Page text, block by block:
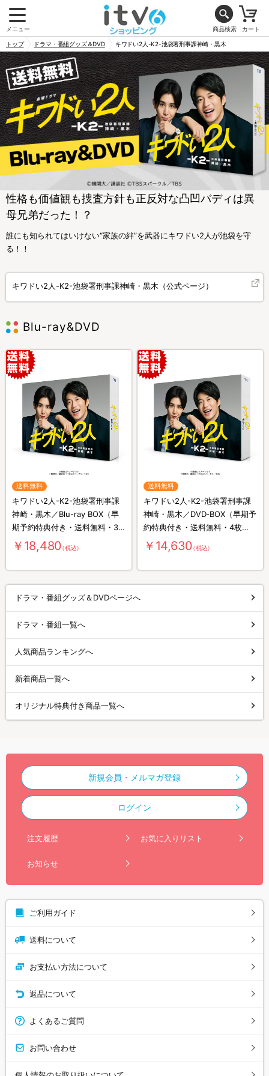
メニュー 商品検索 カート
トップ ドラマ・番組グッズ＆DVD キワドい2人-K2-池袋署刑事課神崎・黒木
性格も価値観も捜査方針も正反対な凸凹バディは異
母兄弟だった！？
誰にも知られてはいけない“家族の絆”を武器にキワドい2人が池袋を守
る！！
キワドい2人-K2-池袋署刑事課神崎・黒木（公式ページ）
Blu-ray&DVD
送料無料
キワドい2人-K2-池袋署刑事課
神崎・黒木／Blu-ray BOX（早
期予約特典付き・送料無料・3
枚組）
￥18,480（税込）
送料無料
キワドい2人-K2-池袋署刑事課
神崎・黒木／DVD‐BOX（早期予
約特典付き・送料無料・4枚
組）
￥14,630（税込）
ドラマ・番組グッズ＆DVDページへ
ドラマ・番組一覧へ
人気商品ランキングへ
新着商品一覧へ
オリジナル特典付き商品一覧へ
新規会員・メルマガ登録
ログイン
注文履歴 お気に入りリスト
お知らせ
ご利用ガイド
送料について
お支払い方法について
返品について
よくあるご質問
お問い合わせ